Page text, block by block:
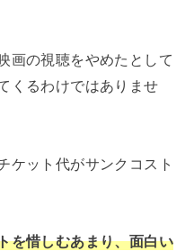
画の視聴をやめたとして
くるわけではありませ
ケット代がサンクコスト
を惜しむあまり、面白い